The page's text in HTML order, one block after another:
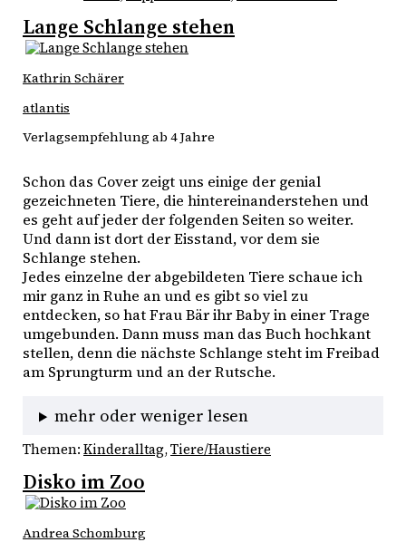
Lange Schlange stehen
Kathrin Schärer
atlantis
Verlagsempfehlung ab 4 Jahre
Schon das Cover zeigt uns einige der genial
gezeichneten Tiere, die hintereinanderstehen und
es geht auf jeder der folgenden Seiten so weiter.
Und dann ist dort der Eisstand, vor dem sie
Schlange stehen.
Jedes einzelne der abgebildeten Tiere schaue ich
mir ganz in Ruhe an und es gibt so viel zu
entdecken, so hat Frau Bär ihr Baby in einer Trage
umgebunden. Dann muss man das Buch hochkant
stellen, denn die nächste Schlange steht im Freibad
am Sprungturm und an der Rutsche.
mehr oder weniger lesen
Themen: Kinderalltag, Tiere/Haustiere
Disko im Zoo
Andrea Schomburg